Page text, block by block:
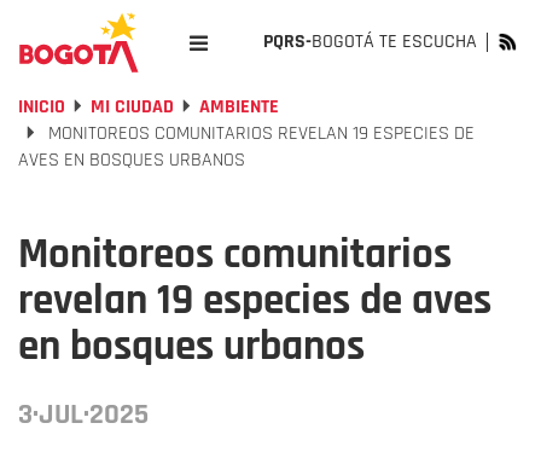
PQRS-BOGOTÁ TE ESCUCHA
INICIO MI CIUDAD
AMBIENTE
MONITOREOS COMUNITARIOS REVELAN 19 ESPECIES DE
AVES EN BOSQUES URBANOS
Monitoreos comunitarios
revelan 19 especies de aves
en bosques urbanos
3·JUL·2025